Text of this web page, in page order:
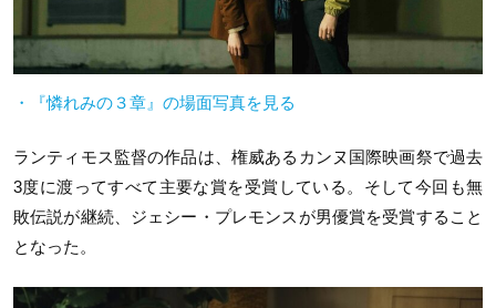
・『憐れみの３章』の場面写真を見る
ランティモス監督の作品は、権威あるカンヌ国際映画祭で過去
3度に渡ってすべて主要な賞を受賞している。そして今回も無
敗伝説が継続、ジェシー・プレモンスが男優賞を受賞すること
となった。